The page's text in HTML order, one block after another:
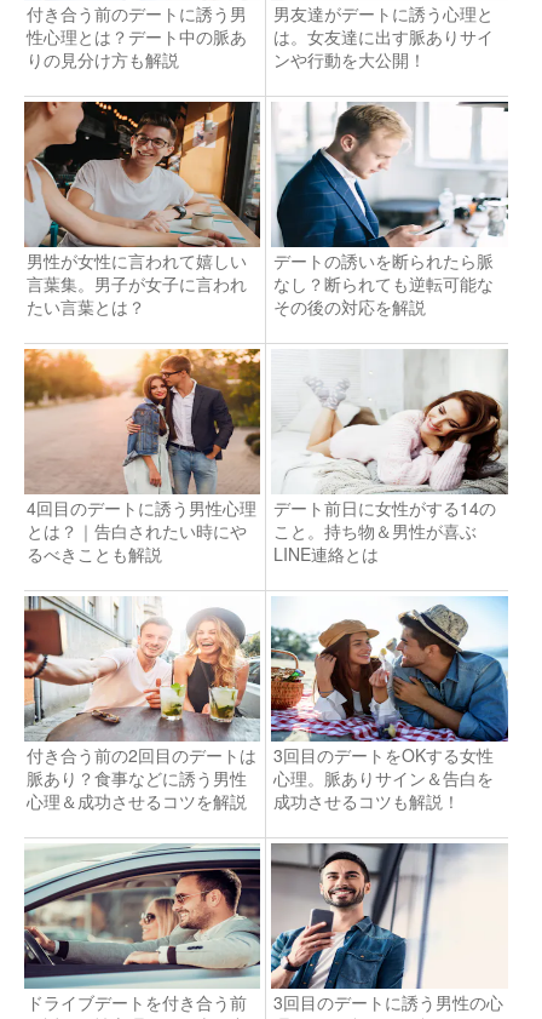
付き合う前のデートに誘う男
性心理とは？デート中の脈あ
りの見分け方も解説
男友達がデートに誘う心理と
は。女友達に出す脈ありサイ
ンや行動を大公開！
男性が女性に言われて嬉しい
言葉集。男子が女子に言われ
たい言葉とは？
デートの誘いを断られたら脈
なし？断られても逆転可能な
その後の対応を解説
4回目のデートに誘う男性心理
とは？｜告白されたい時にや
るべきことも解説
デート前日に女性がする14の
こと。持ち物＆男性が喜ぶ
LINE連絡とは
付き合う前の2回目のデートは
脈あり？食事などに誘う男性
心理＆成功させるコツを解説
3回目のデートをOKする女性
心理。脈ありサイン＆告白を
成功させるコツも解説！
ドライブデートを付き合う前
3回目のデートに誘う男性の心